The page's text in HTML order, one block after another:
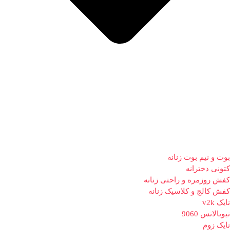
بوت و نیم بوت زنانه
کتونی دخترانه
کفش روزمره و راحتی زنانه
کفش کالج و کلاسیک زنانه
نایک v2k
نیوبالانس 9060
نایک زوم